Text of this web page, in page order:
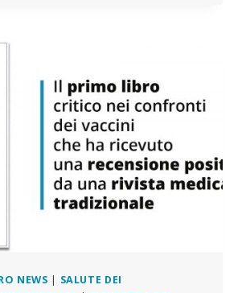
IMPENSABILE
NORIMBERGA-
NEWS | SALUTE DEI